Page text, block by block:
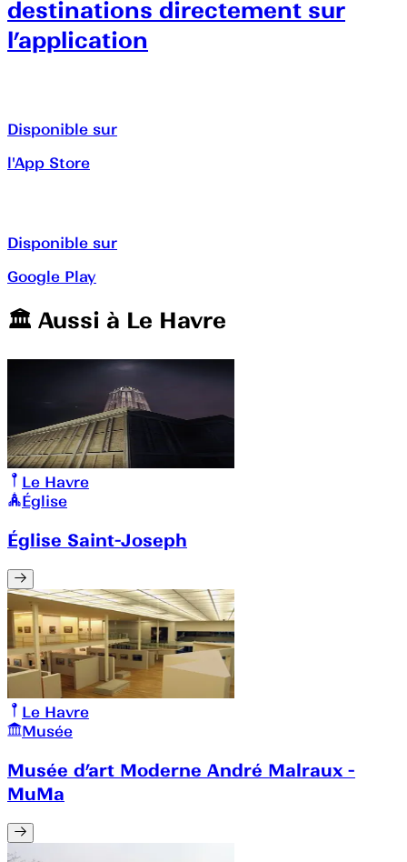
destinations directement sur
l’application
Disponible sur
l'App Store
Disponible sur
Google Play
🏛️️ Aussi à Le Havre
Le Havre
Église
Église Saint-Joseph
Le Havre
Musée
Musée d’art Moderne André Malraux -
MuMa